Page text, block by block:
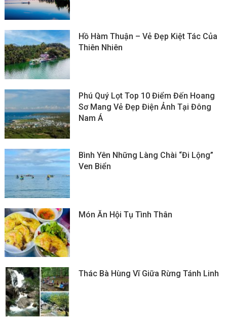
Hồ Hàm Thuận – Vẻ Đẹp Kiệt Tác Của
Thiên Nhiên
Phú Quý Lọt Top 10 Điểm Đến Hoang
Sơ Mang Vẻ Đẹp Điện Ảnh Tại Đông
Nam Á
Bình Yên Những Làng Chài “đi Lộng”
Ven Biển
Món Ăn Hội Tụ Tình Thân
Thác Bà Hùng Vĩ Giữa Rừng Tánh Linh